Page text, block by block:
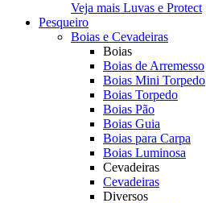
Veja mais Luvas e Protect
Pesqueiro
Boias e Cevadeiras
Boias
Boias de Arremesso
Boias Mini Torpedo
Boias Torpedo
Boias Pão
Boias Guia
Boias para Carpa
Boias Luminosa
Cevadeiras
Cevadeiras
Diversos